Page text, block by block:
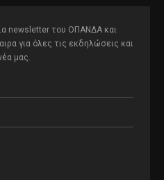
newsletter του ΟΠΑΝΔΑ και
για όλες τις εκδηλώσεις και
μας.